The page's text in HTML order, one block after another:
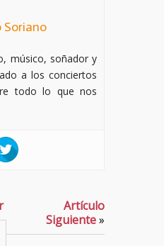
Soriano
músico, soñador y
a los conciertos
todo lo que nos
Artículo
Siguiente»